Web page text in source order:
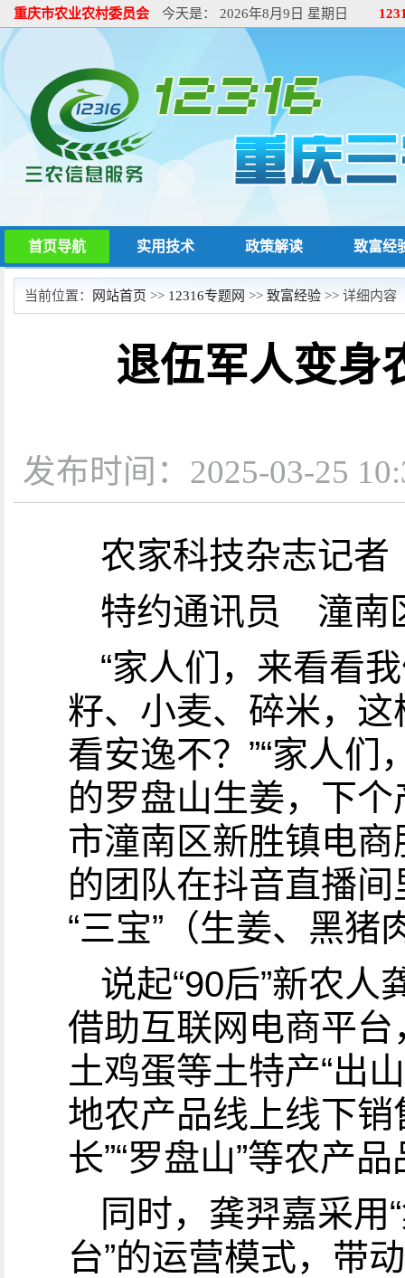
重庆市农业农村委员会 今天是： 2026年8月9日 星期日
首页导航 实用技术 政策解读 致富经
当前位置： 网站首页 >> 12316专题网 >> 致富经验 >> 详细内容
退伍军人变身
发布时间：2025-03-25
农家科技杂志
特约通讯员 潼南
“家人们，来看看
籽、小麦、碎米，
看安逸不？”“家人
的罗盘山生姜，下
市潼南区新胜镇电
的团队在抖音直播
“三宝”（生姜、黑猪
说起“90后”新农
借助互联网电商平
土鸡蛋等土特产“出
地农产品线上线下
长”“罗盘山”等农产
同时，龚羿嘉采用
台”的运营模式，带